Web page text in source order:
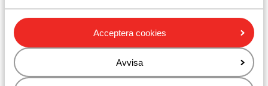
Acceptera cookies
Avvisa
Liftkort/Utrustning/Skidskola
Skidskola